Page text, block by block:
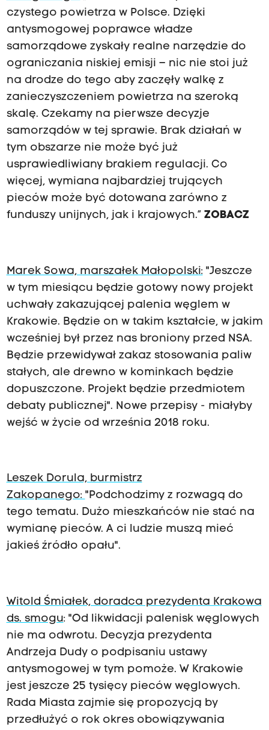
czystego powietrza w Polsce. Dzięki
antysmogowej poprawce władze
samorządowe zyskały realne narzędzie do
ograniczania niskiej emisji – nic nie stoi już
na drodze do tego aby zaczęły walkę z
zanieczyszczeniem powietrza na szeroką
skalę. Czekamy na pierwsze decyzje
samorządów w tej sprawie. Brak działań w
tym obszarze nie może być już
usprawiedliwiany brakiem regulacji. Co
więcej, wymiana najbardziej trujących
pieców może być dotowana zarówno z
funduszy unijnych, jak i krajowych.” ZOBACZ
Marek Sowa, marszałek Małopolski: "Jeszcze
w tym miesiącu będzie gotowy nowy projekt
uchwały zakazującej palenia węglem w
Krakowie. Będzie on w takim kształcie, w jakim
wcześniej był przez nas broniony przed NSA.
Będzie przewidywał zakaz stosowania paliw
stałych, ale drewno w kominkach będzie
dopuszczone. Projekt będzie przedmiotem
debaty publicznej". Nowe przepisy - miałyby
wejść w życie od września 2018 roku.
Leszek Dorula, burmistrz
Zakopanego: "Podchodzimy z rozwagą do
tego tematu. Dużo mieszkańców nie stać na
wymianę pieców. A ci ludzie muszą mieć
jakieś źródło opału".
Witold Śmiałek, doradca prezydenta Krakowa
ds. smogu: "Od likwidacji palenisk węglowych
nie ma odwrotu. Decyzja prezydenta
Andrzeja Dudy o podpisaniu ustawy
antysmogowej w tym pomoże. W Krakowie
jest jeszcze 25 tysięcy pieców węglowych.
Rada Miasta zajmie się propozycją by
przedłużyć o rok okres obowiązywania